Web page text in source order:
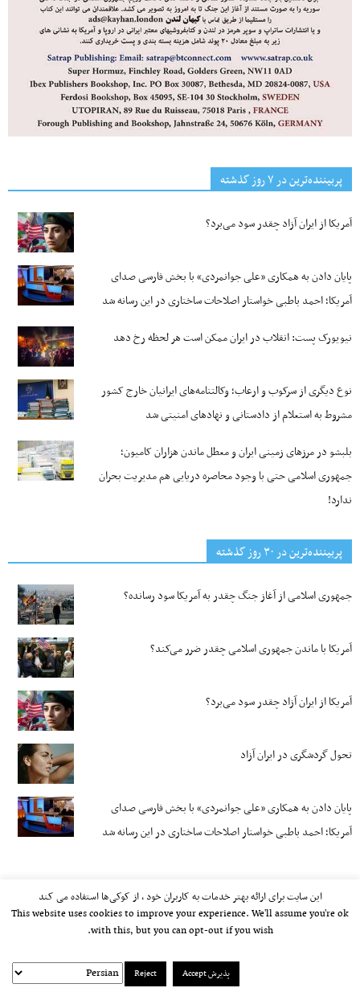
پربیننده‌ترین‌ در ۷ روز گذشته
آمریکا از ایران آزاد چقدر سود می‌برد؟
پایان دادن به همکاری «علی جوانمردی» با بخش فارسی صدای
آمریکا؛ احمد باطبی خواستار اصلاحات ساختاری در این رسانه شد
نیویورک پست: انقلاب در ایران ممکن است هر لحظه رخ دهد
نوع دیگری از سرکوب و ارعاب؛ وکالتنامه‌های ایرانیان خارج کشور
مشروط به استعلام از دادستانی و نهادهای امنیتی شد
بلبشو در مرزهای زمینی ایران و معطل ماندن هزاران کامیون؛
جمهوری اسلامی حتی با وجود محاصره دریایی هم مدیریت بحران
ندارد!
پربیننده‌ترین‌ در ۳۰ روز گذشته
جمهوری اسلامی از آغاز جنگ چقدر به آمریکا سود رسانده؟
آمریکا با ماندن جمهوری اسلامی چقدر ضرر می‌کند؟
آمریکا از ایران آزاد چقدر سود می‌برد؟
تحول گردشگری در ایران آزاد
پایان دادن به همکاری «علی جوانمردی» با بخش فارسی صدای
آمریکا؛ احمد باطبی خواستار اصلاحات ساختاری در این رسانه شد
kayhan.london 2000-2026© خط مشی استفاده مجاز از وب‌سایت
این سایت برای ارائه بهتر خدمات به کاربران خود ، از کوکی‌ها استفاده می کند
This website uses cookies to improve your experience. We'll assume you're ok
with this, but you can opt-out if you wish.
پذیرش Accept Reject